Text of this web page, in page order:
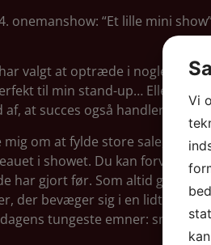
onemanshow: “Et lille mini
valgt at optræde i nogle af
til min stand-up… Eller… det
at succes også handler om
mig om at fylde store sale, har
i showet. Du kan forvente at
har gjort før. Som altid gør jeg
der bevæger sig i en lidt
tungeste emner:
Vi